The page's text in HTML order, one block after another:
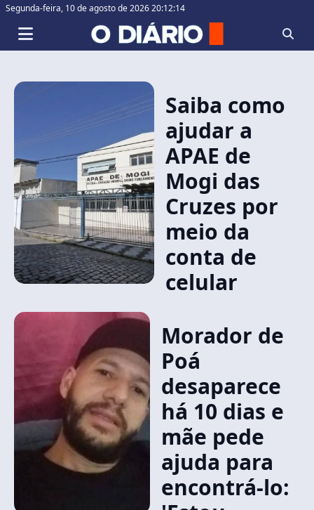
Segunda-feira, 10 de agosto de 2026 20:12:15
Saiba como
ajudar a
APAE de
Mogi das
Cruzes por
meio da
conta de
celular
Morador de
Poá
desaparece
há 10 dias e
mãe pede
ajuda para
encontrá-lo: